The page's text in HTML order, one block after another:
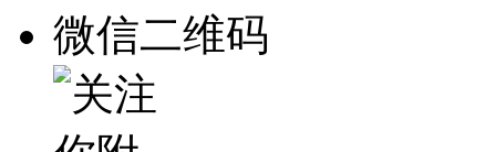
微信二维码